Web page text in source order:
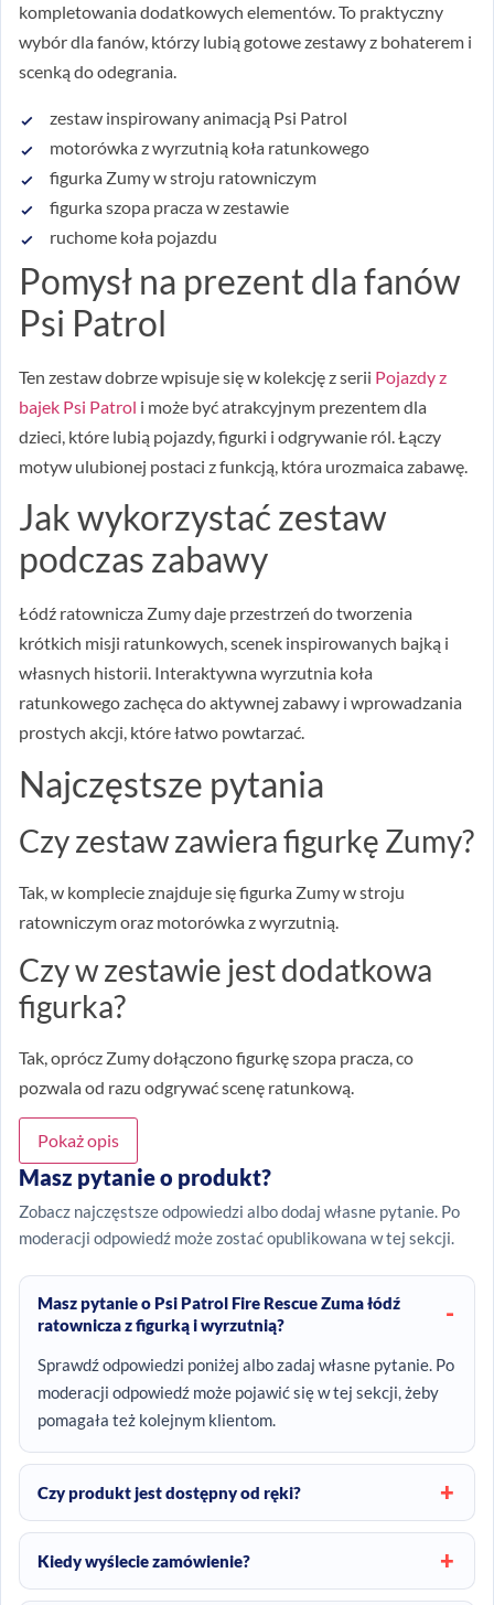
kompletowania dodatkowych elementów. To praktyczny
wybór dla fanów, którzy lubią gotowe zestawy z bohaterem i
scenką do odegrania.
zestaw inspirowany animacją Psi Patrol
motorówka z wyrzutnią koła ratunkowego
figurka Zumy w stroju ratowniczym
figurka szopa pracza w zestawie
ruchome koła pojazdu
Pomysł na prezent dla fanów
Psi Patrol
Ten zestaw dobrze wpisuje się w kolekcję z serii Pojazdy z
bajek Psi Patrol i może być atrakcyjnym prezentem dla
dzieci, które lubią pojazdy, figurki i odgrywanie ról. Łączy
motyw ulubionej postaci z funkcją, która urozmaica zabawę.
Jak wykorzystać zestaw
podczas zabawy
Łódź ratownicza Zumy daje przestrzeń do tworzenia
krótkich misji ratunkowych, scenek inspirowanych bajką i
własnych historii. Interaktywna wyrzutnia koła
ratunkowego zachęca do aktywnej zabawy i wprowadzania
prostych akcji, które łatwo powtarzać.
Najczęstsze pytania
Czy zestaw zawiera figurkę Zumy?
Tak, w komplecie znajduje się figurka Zumy w stroju
ratowniczym oraz motorówka z wyrzutnią.
Czy w zestawie jest dodatkowa
figurka?
Tak, oprócz Zumy dołączono figurkę szopa pracza, co
pozwala od razu odgrywać scenę ratunkową.
Pokaż opis
Masz pytanie o produkt?
Zobacz najczęstsze odpowiedzi albo dodaj własne pytanie. Po
moderacji odpowiedź może zostać opublikowana w tej sekcji.
Masz pytanie o Psi Patrol Fire Rescue Zuma łódź
ratownicza z figurką i wyrzutnią?
Sprawdź odpowiedzi poniżej albo zadaj własne pytanie. Po
moderacji odpowiedź może pojawić się w tej sekcji, żeby
pomagała też kolejnym klientom.
Czy produkt jest dostępny od ręki?
Kiedy wyślecie zamówienie?